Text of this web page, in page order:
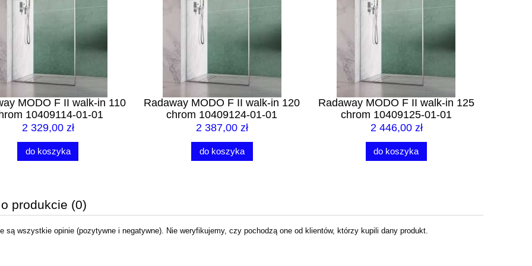
MODO F II walk-in 110
10409114-01-01
2 329,00 zł
do koszyka
Radaway MODO F II walk-in 120
chrom 10409124-01-01
2 387,00 zł
do koszyka
Radaway MODO F II walk-in 125
chrom 10409125-01-01
2 446,00 zł
do koszyka
produkcie (0)
są wszystkie opinie (pozytywne i negatywne). Nie weryfikujemy, czy pochodzą one od klientów, którzy kupili dany produkt.